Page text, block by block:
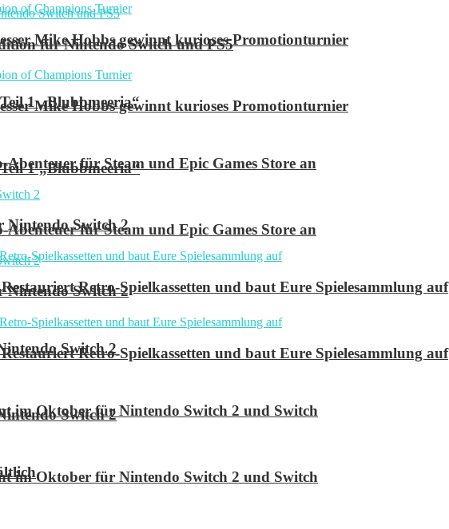
Mike Hobbs gewinnt kurioses Promotionturnier
1 „Blubbmeeria“
für Steam und Epic Games Store an
Nintendo Switch 2
Retro-Spielkassetten und baut Eure Spielesammlung auf
Switch 2
im Oktober für Nintendo Switch 2 und Switch
für Nintendo Switch und PS5
Mike Hobbs gewinnt kurioses Promotionturnier
1 „Blubbmeeria“
für Steam und Epic Games Store an
Nintendo Switch 2
Retro-Spielkassetten und baut Eure Spielesammlung auf
Switch 2
im Oktober für Nintendo Switch 2 und Switch